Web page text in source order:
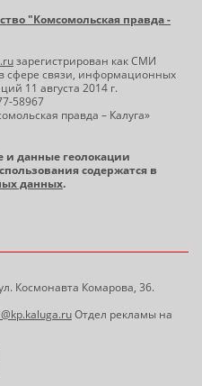
"Комсомольская правда -
зарегистрирован как СМИ
сфере связи, информационных
11 августа 2014 г.
58967
правда – Калуга»
и данные геолокации
содержатся в
данных.
Космонавта Комарова, 36.
Отдел рекламы на